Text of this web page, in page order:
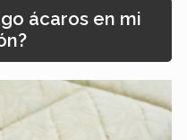
ácaros en mi